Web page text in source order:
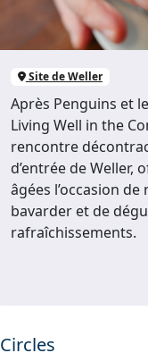
Site de Weller
Après Penguins et
Living Well in the
rencontre
d’entrée de Weller,
âgées l’occasion
bavarder et de
rafraîchissements.
Circles